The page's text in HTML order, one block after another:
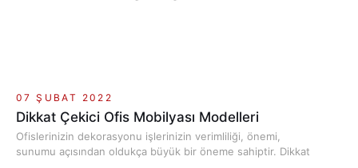
07 ŞUBAT 2022
Dikkat Çekici Ofis Mobilyası Modelleri
Ofislerinizin dekorasyonu işlerinizin verimliliği, önemi,
sunumu açısından oldukça büyük bir öneme sahiptir. Dikkat